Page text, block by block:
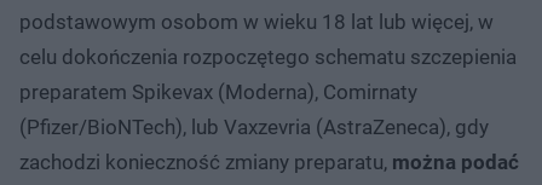
podstawowym osobom w wieku 18 lat lub więcej, w
celu dokończenia rozpoczętego schematu szczepienia
preparatem Spikevax (Moderna), Comirnaty
(Pfizer/BioNTech), lub Vaxzevria (AstraZeneca), gdy
zachodzi konieczność zmiany preparatu, można podać